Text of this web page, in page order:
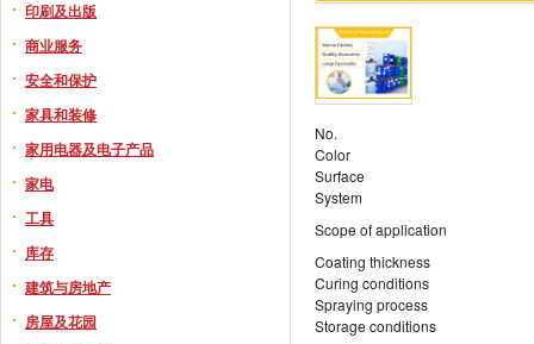
印刷及出版
商业服务
安全和保护
家具和装修
家用电器及电子产品
家电
工具
库存
建筑与房地产
房屋及花园
No.
Color
Surface
System
Scope of application
Coating thickness
Curing conditions
Spraying process
Storage conditions